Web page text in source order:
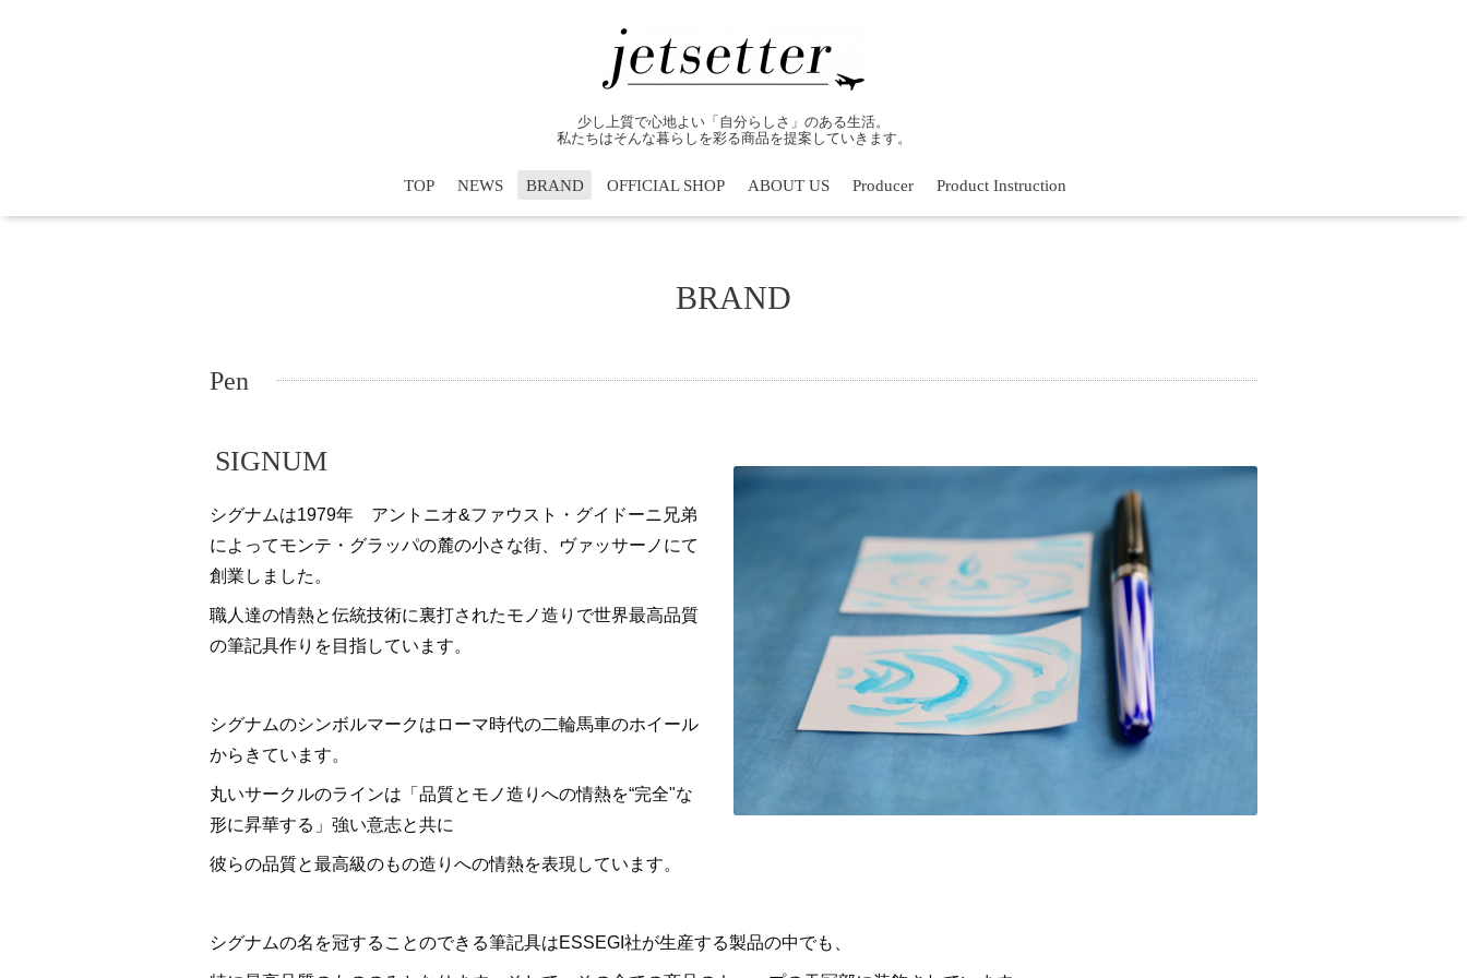
少し上質で心地よい「自分らしさ」のある生活。
私たちはそんな暮らしを彩る商品を提案していきます。
TOP NEWS BRAND OFFICIAL SHOP ABOUT US Producer Product Instruction
BRAND
Pen
SIGNUM
シグナムは1979年 アントニオ&ファウスト・グイドーニ兄弟
によってモンテ・グラッパの麓の小さな街、ヴァッサーノにて
創業しました。
職人達の情熱と伝統技術に裏打されたモノ造りで世界最高品質
の筆記具作りを目指しています。
シグナムのシンボルマークはローマ時代の二輪馬車のホイール
からきています。
丸いサークルのラインは「品質とモノ造りへの情熱を“完全"な
形に昇華する」強い意志と共に
彼らの品質と最高級のもの造りへの情熱を表現しています。
シグナムの名を冠することのできる筆記具はESSEGI社が生産する製品の中でも、